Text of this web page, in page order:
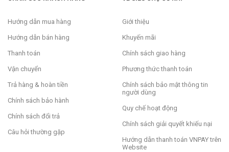
Hướng dẫn mua hàng
Hướng dẫn bán hàng
Thanh toán
Vận chuyển
Trả hàng & hoàn tiền
Chính sách bảo hành
Chính sách đổi trả
Câu hỏi thường gặp
Giới thiệu
Khuyến mãi
Chính sách giao hàng
Phương thức thanh toán
Chính sách bảo mật thông tin
người dùng
Quy chế hoạt động
Chính sách giải quyết khiếu nại
Hướng dẫn thanh toán VNPAY trên
Website